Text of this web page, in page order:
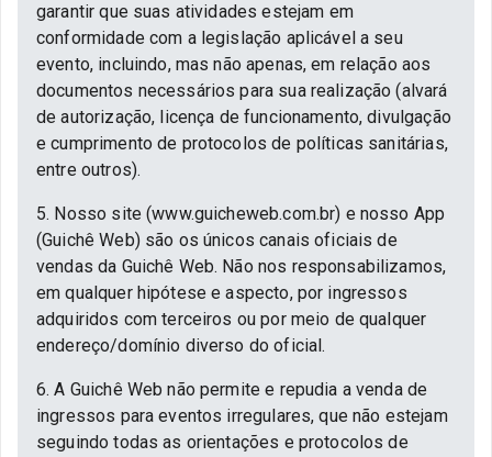
garantir que suas atividades estejam em
conformidade com a legislação aplicável a seu
evento, incluindo, mas não apenas, em relação aos
documentos necessários para sua realização (alvará
de autorização, licença de funcionamento, divulgação
e cumprimento de protocolos de políticas sanitárias,
entre outros).
5. Nosso site (www.guicheweb.com.br) e nosso App
(Guichê Web) são os únicos canais oficiais de
vendas da Guichê Web. Não nos responsabilizamos,
em qualquer hipótese e aspecto, por ingressos
adquiridos com terceiros ou por meio de qualquer
endereço/domínio diverso do oficial.
6. A Guichê Web não permite e repudia a venda de
ingressos para eventos irregulares, que não estejam
seguindo todas as orientações e protocolos de